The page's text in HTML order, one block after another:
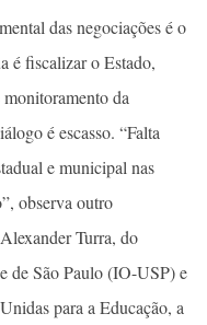
das negociações é o
é fiscalizar o Estado,
da
é escasso. “Falta
e municipal nas
observa outro
Turra, do
de São Paulo (IO-USP) e
para a Educação, a